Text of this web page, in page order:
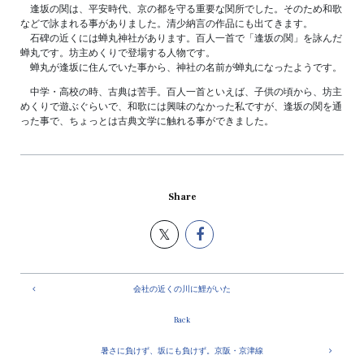
逢坂の関は、平安時代、京の都を守る重要な関所でした。そのため和歌
などで詠まれる事がありました。清少納言の作品にも出てきます。
石碑の近くには蝉丸神社があります。百人一首で「逢坂の関」を詠んだ
蝉丸です。坊主めくりで登場する人物です。
蝉丸が逢坂に住んでいた事から、神社の名前が蝉丸になったようです。
中学・高校の時、古典は苦手。百人一首といえば、子供の頃から、坊主
めくりで遊ぶぐらいで、和歌には興味のなかった私ですが、逢坂の関を通
った事で、ちょっとは古典文学に触れる事ができました。
Share
会社の近くの川に鯉がいた
Back
暑さに負けず、坂にも負けず。京阪・京津線